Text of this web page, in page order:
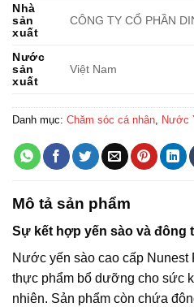
Nhà
sản
xuất
CÔNG TY CỔ PHẦN
Nước
sản
xuất
Việt Nam
Danh mục: Chăm sóc cá nhân Nước
Mô tả sản phẩm
Sự kết hợp yến sào và đông
Nước yến sào cao cấp Nunest
thực phẩm bổ dưỡng cho sức
nhiên. Sản phẩm còn chứa